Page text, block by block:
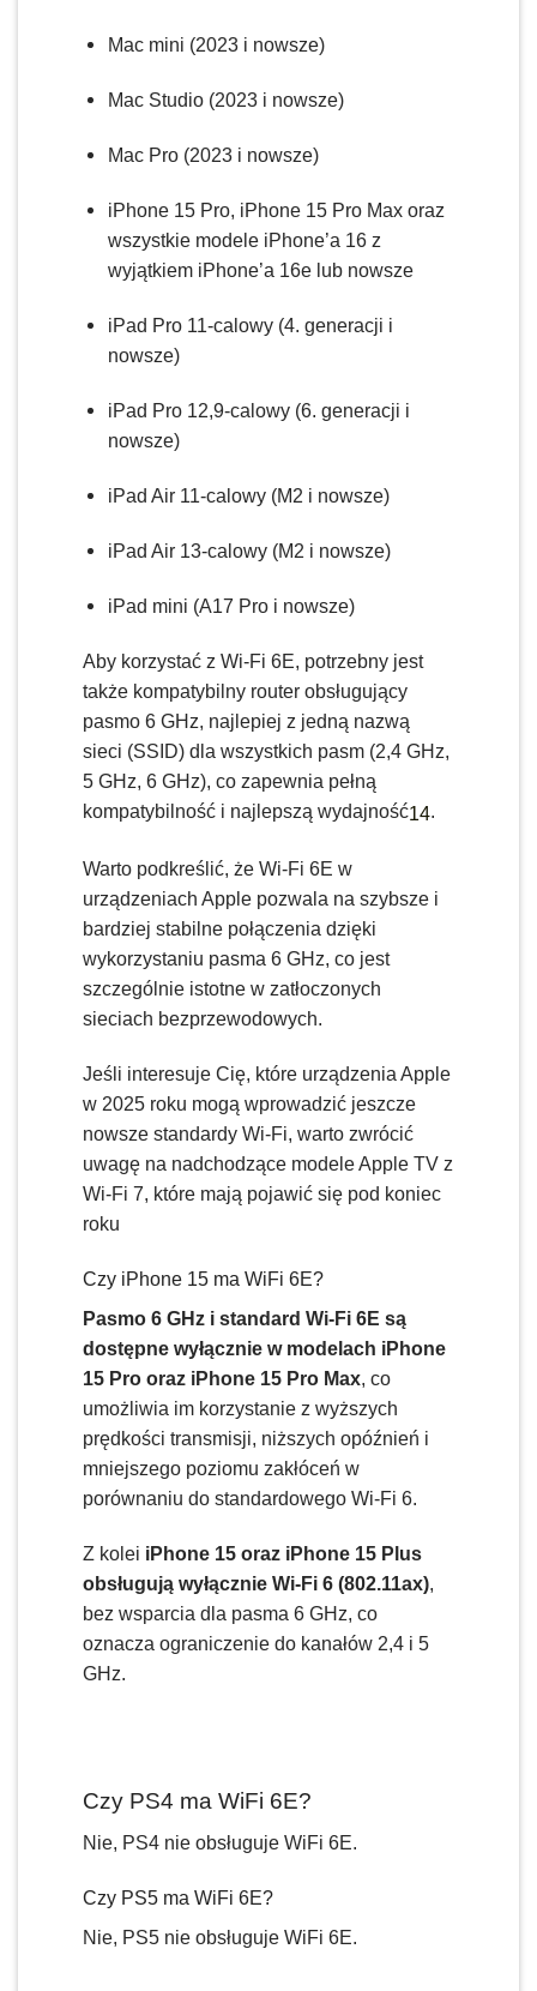
Mac mini (2023 i nowsze)
Mac Studio (2023 i nowsze)
Mac Pro (2023 i nowsze)
iPhone 15 Pro, iPhone 15 Pro Max oraz
wszystkie modele iPhone’a 16 z
wyjątkiem iPhone’a 16e lub nowsze
iPad Pro 11-calowy (4. generacji i
nowsze)
iPad Pro 12,9-calowy (6. generacji i
nowsze)
iPad Air 11-calowy (M2 i nowsze)
iPad Air 13-calowy (M2 i nowsze)
iPad mini (A17 Pro i nowsze)
Aby korzystać z Wi-Fi 6E, potrzebny jest
także kompatybilny router obsługujący
pasmo 6 GHz, najlepiej z jedną nazwą
sieci (SSID) dla wszystkich pasm (2,4 GHz,
5 GHz, 6 GHz), co zapewnia pełną
kompatybilność i najlepszą wydajność14.
Warto podkreślić, że Wi-Fi 6E w
urządzeniach Apple pozwala na szybsze i
bardziej stabilne połączenia dzięki
wykorzystaniu pasma 6 GHz, co jest
szczególnie istotne w zatłoczonych
sieciach bezprzewodowych.
Jeśli interesuje Cię, które urządzenia Apple
w 2025 roku mogą wprowadzić jeszcze
nowsze standardy Wi-Fi, warto zwrócić
uwagę na nadchodzące modele Apple TV z
Wi-Fi 7, które mają pojawić się pod koniec
roku
Czy iPhone 15 ma WiFi 6E?
Pasmo 6 GHz i standard Wi-Fi 6E są
dostępne wyłącznie w modelach iPhone
15 Pro oraz iPhone 15 Pro Max, co
umożliwia im korzystanie z wyższych
prędkości transmisji, niższych opóźnień i
mniejszego poziomu zakłóceń w
porównaniu do standardowego Wi-Fi 6.
Z kolei iPhone 15 oraz iPhone 15 Plus
obsługują wyłącznie Wi-Fi 6 (802.11ax),
bez wsparcia dla pasma 6 GHz, co
oznacza ograniczenie do kanałów 2,4 i 5
GHz.
Czy PS4 ma WiFi 6E?
Nie, PS4 nie obsługuje WiFi 6E.
Czy PS5 ma WiFi 6E?
Nie, PS5 nie obsługuje WiFi 6E.